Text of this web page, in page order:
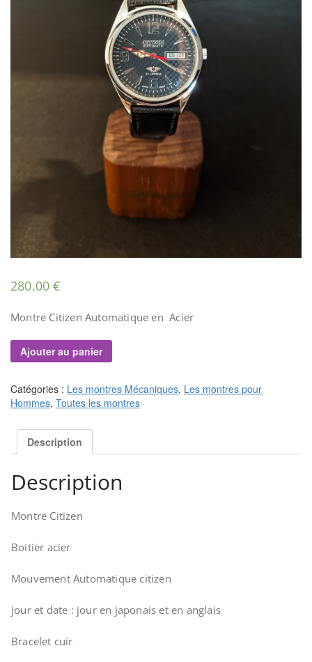
280.00€
Montre Citizen Automatique en Acier
Ajouter au panier
Catégories : Les montres Mécaniques, Les montres pour
Hommes, Toutes les montres
Description
Description
Montre Citizen
Boitier acier
Mouvement Automatique citizen
jour et date : jour en japonais et en anglais
Bracelet cuir